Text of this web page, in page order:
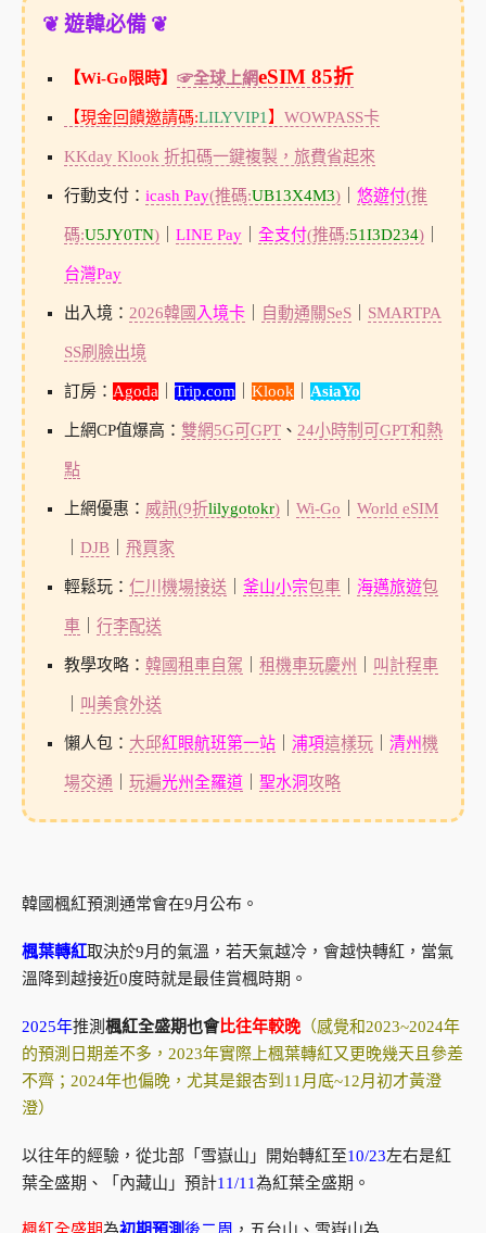
❦ 遊韓必備 ❦
【Wi-Go限時】 ☞全球上網eSIM 85折
【現金回饋邀請碼:LILYVIP1 】 WOWPASS卡
KKday Klook 折扣碼一鍵複製，旅費省起來
行動支付： icash Pay(推碼:UB13X4M3)｜ 悠遊付(推
碼:U5JY0TN)｜ LINE Pay｜ 全支付(推碼:51I3D234)｜
台灣Pay
出入境： 2026韓國 入境卡｜ 自動通關SeS｜ SMARTPA
SS刷臉出境
訂房： Agoda Trip.com Klook AsiaYo
上網CP值爆高： 雙網5G可GPT、 24小時制可GPT和熱
點
上網優惠： 威訊(9折lilygotokr)｜ Wi-Go World eSIM
DJB｜ 飛買家
輕鬆玩： 仁川機場接送 釜山小宗包車｜ 海邁旅遊包
車｜ 行李配送
教學攻略： 韓國租車自駕 租機車玩慶州 叫計程車
叫美食外送
懶人包： 大邱紅眼航班第一站｜ 浦項這樣玩｜ 清州機
場交通 玩遍光州全羅道｜ 聖水洞攻略
韓國楓紅預測通常會在9月公布。
楓葉轉紅取決於9月的氣溫，若天氣越冷，會越快轉紅，當氣
溫降到越接近0度時就是最佳賞楓時期。
2025年推測楓紅全盛期也會比往年較晚 （感覺和2023~2024年
的預測日期差不多，2023年實際上楓葉轉紅又更晚幾天且參差
不齊；2024年也偏晚，尤其是銀杏到11月底~12月初才黃澄
澄）
以往年的經驗，從北部「雪嶽山」開始轉紅至10/23左右是紅
葉全盛期、「內藏山」預計11/11為紅葉全盛期。